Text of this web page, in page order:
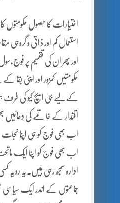
اختیارات کا حصول حکومتوں
استعمال کم اور ذاتی و
اور پھر ان کی تقسیم پر
حکومتیں کمزور اور اپنی
کے لیے جی ایچ کیو کی طرف
اقتدار کے خاتمے کی
اب بھی فوج کو ہی اپنا
اب بھی فوج کو اپنا ایک
ادارہ سمجھ رہی ہیں۔یہ
جماعتوں کے اندر ایک